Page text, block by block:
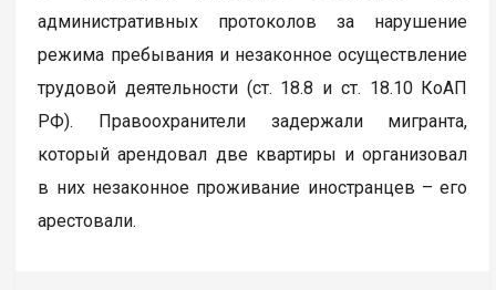
административных протоколов за нарушение
режима пребывания и незаконное осуществление
трудовой деятельности (ст. 18.8 и ст. 18.10 КоАП
РФ). Правоохранители задержали мигранта,
который арендовал две квартиры и организовал
в них незаконное проживание иностранцев – его
арестовали.